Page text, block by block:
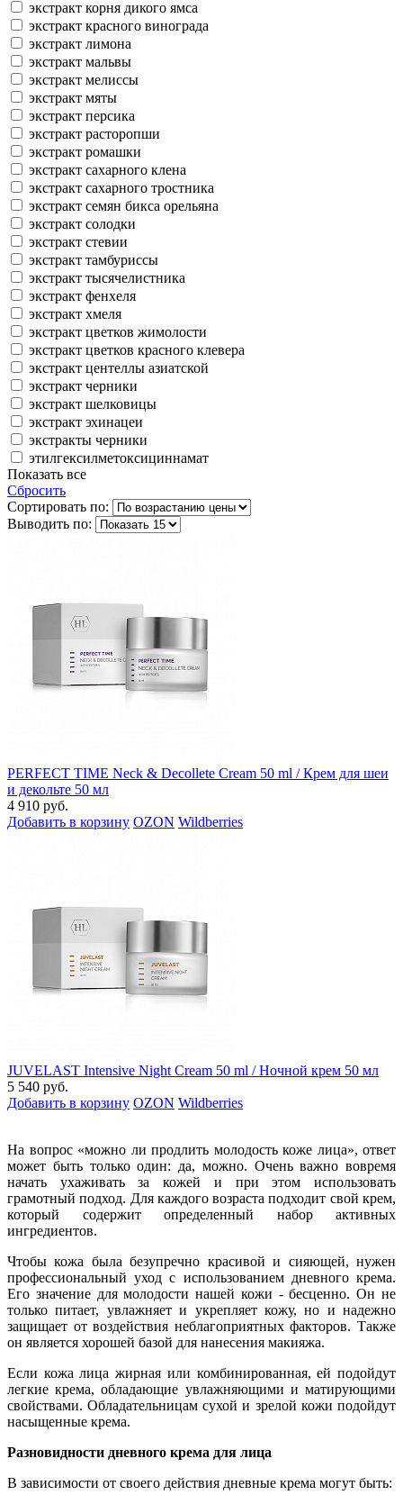
экстракт корня дикого ямса
экстракт красного винограда
экстракт лимона
экстракт мальвы
экстракт мелиссы
экстракт мяты
экстракт персика
экстракт расторопши
экстракт ромашки
экстракт сахарного клена
экстракт сахарного тростника
экстракт семян бикса орельяна
экстракт солодки
экстракт стевии
экстракт тамбуриссы
экстракт тысячелистника
экстракт фенхеля
экстракт хмеля
экстракт цветков жимолости
экстракт цветков красного клевера
экстракт центеллы азиатской
экстракт черники
экстракт шелковицы
экстракт эхинацеи
экстракты черники
этилгексилметоксициннамат
Показать все
Сбросить
Сортировать по:
Выводить по:
PERFECT TIME Neck & Decollete Cream 50 ml / Крем для шеи
и декольте 50 мл
4 910 руб.
Добавить в корзину OZON Wildberries
JUVELAST Intensive Night Cream 50 ml / Ночной крем 50 мл
5 540 руб.
Добавить в корзину OZON Wildberries
На вопрос «можно ли продлить молодость коже лица», ответ
может быть только один: да, можно. Очень важно вовремя
начать ухаживать за кожей и при этом использовать
грамотный подход. Для каждого возраста подходит свой крем,
который содержит определенный набор активных
ингредиентов.
Чтобы кожа была безупречно красивой и сияющей, нужен
профессиональный уход с использованием дневного крема.
Его значение для молодости нашей кожи - бесценно. Он не
только питает, увлажняет и укрепляет кожу, но и надежно
защищает от воздействия неблагоприятных факторов. Также
он является хорошей базой для нанесения макияжа.
Если кожа лица жирная или комбинированная, ей подойдут
легкие крема, обладающие увлажняющими и матирующими
свойствами. Обладательницам сухой и зрелой кожи подойдут
насыщенные крема.
Разновидности дневного крема для лица
В зависимости от своего действия дневные крема могут быть: